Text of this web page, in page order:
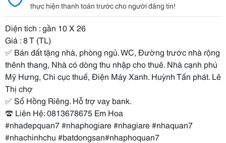
thực hiện thanh toán trước cho người đăng tin!
Diện tích : gần 10 X 26
Giá : 8 T (TL)
✅ Bán đất tặng nhà, phòng ngủ. WC, Đường trước nhà rộng
thênh thang, Nhà có dòng thu nhập cho thuê. Nhà cạnh phú
Mỹ Hưng, Chi cục thuế, Điện Máy Xanh. Huỳnh Tấn phát. Lê
Thị chợ
✅ Sổ Hồng Riêng. Hỗ trợ vay bank.
☎️ Liên Hệ: 0813678675 Em Hoa
#nhadepquan7 #nhaphogiare #nhagiare #nhaquan7
#nhachinhchu #batdongsan#nhaphoquan7